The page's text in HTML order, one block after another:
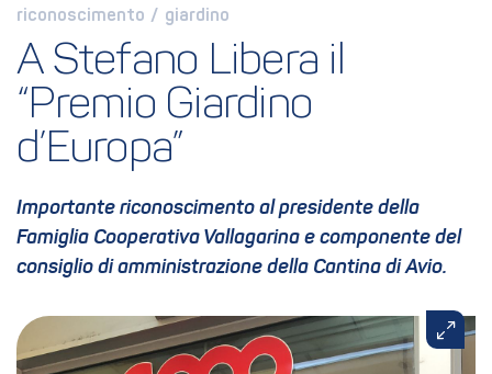
riconoscimento / giardino
A Stefano Libera il
“Premio Giardino
d’Europa”
Importante riconoscimento al presidente della
Famiglia Cooperativa Vallagarina e componente del
consiglio di amministrazione della Cantina di Avio.